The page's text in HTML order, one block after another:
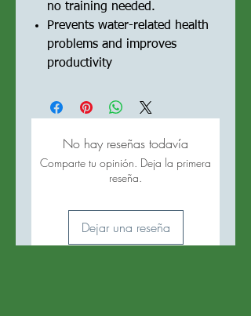
no training needed.
Prevents water-related health
problems and improves
productivity
No hay reseñas todavía
Comparte tu opinión. Deja la primera
reseña.
Dejar una reseña